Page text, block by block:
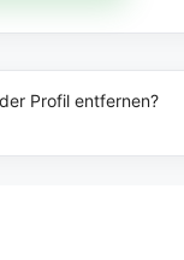
Profil entfernen?